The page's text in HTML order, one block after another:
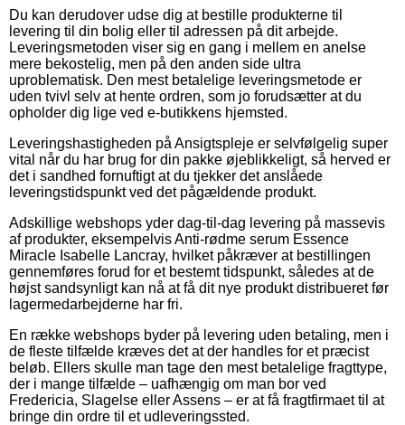
Du kan derudover udse dig at bestille produkterne til
levering til din bolig eller til adressen på dit arbejde.
Leveringsmetoden viser sig en gang i mellem en anelse
mere bekostelig, men på den anden side ultra
uproblematisk. Den mest betalelige leveringsmetode er
uden tvivl selv at hente ordren, som jo forudsætter at du
opholder dig lige ved e-butikkens hjemsted.
Leveringshastigheden på Ansigtspleje er selvfølgelig super
vital når du har brug for din pakke øjeblikkeligt, så herved er
det i sandhed fornuftigt at du tjekker det anslåede
leveringstidspunkt ved det pågældende produkt.
Adskillige webshops yder dag-til-dag levering på massevis
af produkter, eksempelvis Anti-rødme serum Essence
Miracle Isabelle Lancray, hvilket påkræver at bestillingen
gennemføres forud for et bestemt tidspunkt, således at de
højst sandsynligt kan nå at få dit nye produkt distribueret før
lagermedarbejderne har fri.
En række webshops byder på levering uden betaling, men i
de fleste tilfælde kræves det at der handles for et præcist
beløb. Ellers skulle man tage den mest betalelige fragttype,
der i mange tilfælde – uafhængig om man bor ved
Fredericia, Slagelse eller Assens – er at få fragtfirmaet til at
bringe din ordre til et udleveringssted.